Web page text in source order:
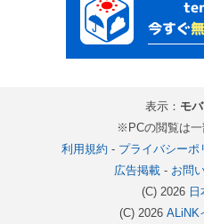
表示： モ
※PCの閲覧は一
利用規約 - プライバシーポ
広告掲載- お問
(C) 2026 日
(C) 2026 ALiNK